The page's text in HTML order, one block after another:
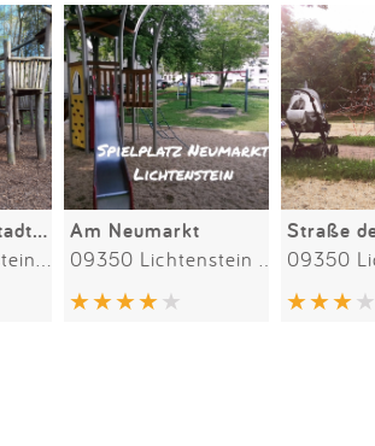
Spielplatz im Stadtpark Am Neumarkt Straße